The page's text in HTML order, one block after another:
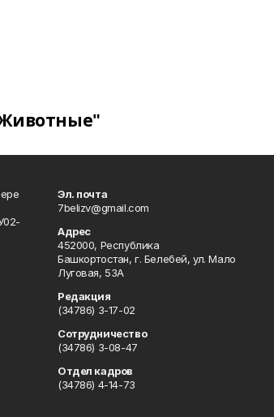
Эл. почта
7belizv@gmail.com
Адрес
452000, Республика
Башкортостан, г. Белебей, ул. Мало
Луговая, 53А
Редакция
(34786) 3-17-02
Сотрудничество
(34786) 3-08-47
Отдел кадров
(34786) 4-14-73